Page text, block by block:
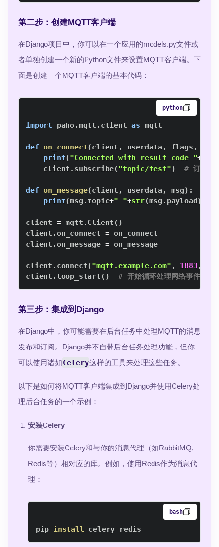
第二步：创建MQTT客户端
在Django项目中，你可以在一个应用的models.py文件或
者单独创建一个新的Python文件来设置MQTT客户端。下
面是创建一个MQTT客户端的基本代码：
python
import paho.mqtt . client as
def on_connect(client , userdata , flags ,
print("Connected with result code "+
    client
. subscribe("topic/test") # 订阅主
def on_message(client , userdata , msg) :
print(msg .topic+" "+str(msg . payload)
client = mqtt . Client( )
client .on_connect =
client .on_message =
client . connect("mqtt.example.com" , 1883 ,
client .loop_start( ) # 开始循环处理网络事件
第三步：集成到Django
在Django中，你可能需要在后台任务中处理MQTT的消息
发布和订阅。Django并不自带后台任务处理功能，但你
可以使用诸如Celery这样的工具来处理这些任务。
以下是如何将MQTT客户端集成到Django并使用Celery处
理后台任务的一个示例：
安装Celery
你需要安装Celery和与你的消息代理（如RabbitMQ,
Redis等）相对应的库。例如，使用Redis作为消息代
理：
bash
pip install celery redis